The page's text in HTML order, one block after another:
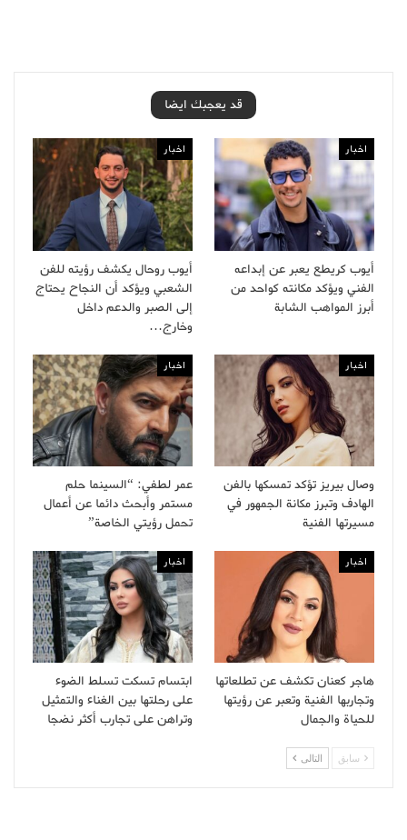
قد يعجبك ايضا
اخبار
أيوب كريطع يعبر عن إبداعه
الفني ويؤكد مكانته كواحد من
أبرز المواهب الشابة
اخبار
أيوب روحال يكشف رؤيته للفن
الشعبي ويؤكد أن النجاح يحتاج
إلى الصبر والدعم داخل
وخارج…
اخبار
وصال بيريز تؤكد تمسكها بالفن
الهادف وتبرز مكانة الجمهور في
مسيرتها الفنية
اخبار
عمر لطفي: “السينما حلم
مستمر وأبحث دائما عن أعمال
تحمل رؤيتي الخاصة”
اخبار
هاجر كعنان تكشف عن تطلعاتها
وتجاربها الفنية وتعبر عن رؤيتها
للحياة والجمال
اخبار
ابتسام تسكت تسلط الضوء
على رحلتها بين الغناء والتمثيل
وتراهن على تجارب أكثر نضجا
سابق التالى